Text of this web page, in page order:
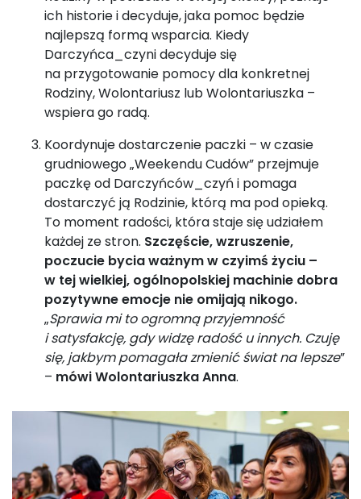
ich historie i decyduje, jaka pomoc będzie
najlepszą formą wsparcia. Kiedy
Darczyńca_czyni decyduje się
na przygotowanie pomocy dla konkretnej
Rodziny, Wolontariusz lub Wolontariuszka –
wspiera go radą.
Koordynuje dostarczenie paczki – w czasie
grudniowego „Weekendu Cudów” przejmuje
paczkę od Darczyńców_czyń i pomaga
dostarczyć ją Rodzinie, którą ma pod opieką.
To moment radości, która staje się udziałem
każdej ze stron. Szczęście, wzruszenie,
poczucie bycia ważnym w czyimś życiu –
w tej wielkiej, ogólnopolskiej machinie dobra
pozytywne emocje nie omijają nikogo.
„Sprawia mi to ogromną przyjemność
i satysfakcję, gdy widzę radość u innych. Czuję
się, jakbym pomagała zmienić świat na lepsze”
– mówi Wolontariuszka Anna.